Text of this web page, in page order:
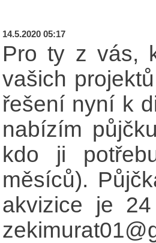
14.5.2020 05:17
Pro ty z vás,
vašich
řešení nyní k
nabízím
kdo ji
měsíců).
akvizice je